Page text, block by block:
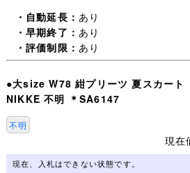
・未連絡のままだと【 落札者都合に
なりますので、
ナビより(同梱包予定がある旨)連絡く
・発送日は 月・木曜日(入金確認当日
とさせていただきます。
・買取に出ることも多いので、(月)(
発送が一日遅くなることがあります。
・自動延長： あり
・早期終了： あり
・評価制限： あり
●大size W78 紺プリーツ 夏スカート
NIKKE 不明 ＊SA6147
不明
現在
現在、入札はできない状態です。